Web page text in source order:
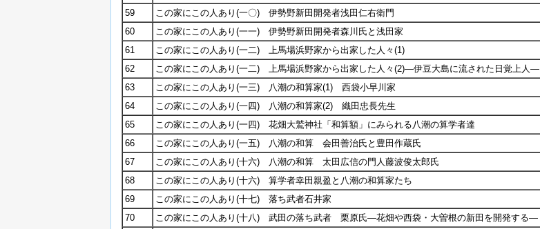
59
この家にこの人あり(一〇) 伊勢野新田開発者浅田仁右衛門
60
この家にこの人あり(一一) 伊勢野新田開発者森川氏と浅田家
61
この家にこの人あり(一二) 上馬場浜野家から出家した人々(1)
62
この家にこの人あり(一二) 上馬場浜野家から出家した人々(2)―伊豆大島に流された日覚上人―
63
この家にこの人あり(一三) 八潮の和算家(1) 西袋小早川家
64
この家にこの人あり(一四) 八潮の和算家(2) 織田忠長先生
65
この家にこの人あり(一四) 花畑大鷲神社「和算額」にみられる八潮の算学者達
66
この家にこの人あり(一五) 八潮の和算 会田善治氏と豊田作蔵氏
67
この家にこの人あり(十六) 八潮の和算 太田広信の門人藤波俊太郎氏
68
この家にこの人あり(十六) 算学者幸田親盈と八潮の和算家たち
69
この家にこの人あり(十七) 落ち武者石井家
70
この家にこの人あり(十八) 武田の落ち武者 栗原氏―花畑や西袋・大曽根の新田を開発する―